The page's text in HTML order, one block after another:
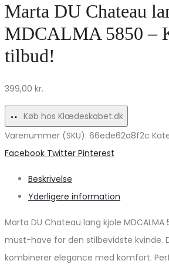
på
udsalg!
–
Navy
på
Marta DU Chateau
MDCALMA 5850 –
tilbud!
399,00 kr.
Køb hos Klædeskabet.dk
Varenummer (SKU): 66ede62a8f2c
Share
Facebook Twitter Pinterest
Beskrivelse
Yderligere information
Marta DU Chateau lang kjole MDCALMA
must-have for den stilbevidste kvinde.
kombinerer elegance med komfort.